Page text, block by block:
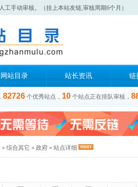
工手动审核。（挂上本站友链,审核周期6个月）
网站目录 站长资讯 链
82726 个优秀站点， 10 个站点正在排队审核，
» 综合其它 » 政府 » 站点详细